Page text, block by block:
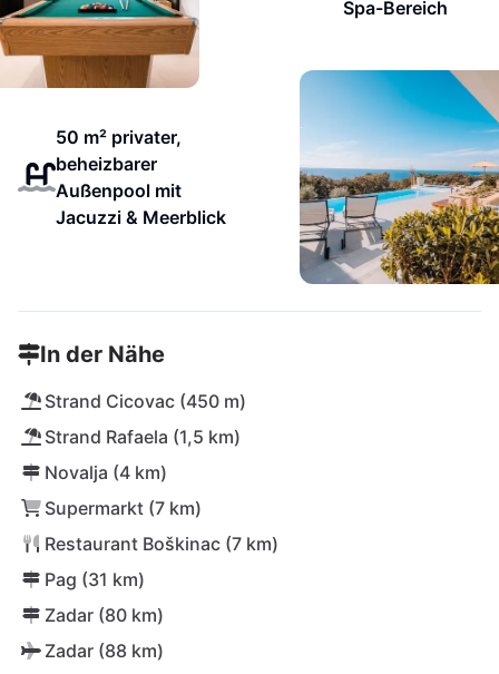
Spa-Bereich
50 m² privater,
beheizbarer
Außenpool mit
Jacuzzi & Meerblick
In der Nähe
Strand Cicovac (450 m)
Strand Rafaela (1,5 km)
Novalja (4 km)
Supermarkt (7 km)
Restaurant Boškinac (7 km)
Pag (31 km)
Zadar (80 km)
Zadar (88 km)